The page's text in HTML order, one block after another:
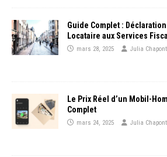
Guide Complet :
Locataire aux Services
mars 28, 2025 Julia Chapont
Le Prix Réel d’un Mobil-
Complet
mars 24, 2025 Julia Chapont